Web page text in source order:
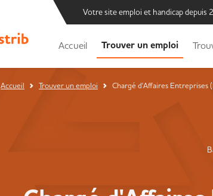
Votre site emploi et handicap depuis
Accueil Trouver un emploi
Accueil Trouver un emploi Chargé d'Affaires Entreprises